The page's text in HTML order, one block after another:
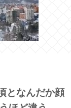
となんだか顔